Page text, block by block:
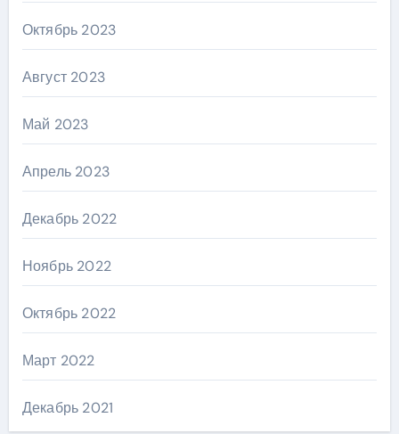
Октябрь 2023
Август 2023
Май 2023
Апрель 2023
Декабрь 2022
Ноябрь 2022
Октябрь 2022
Март 2022
Декабрь 2021